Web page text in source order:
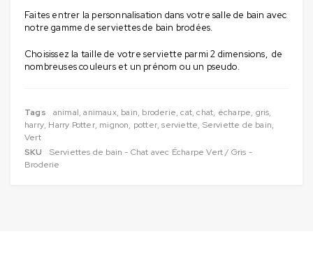
Faites entrer la personnalisation dans votre salle de bain avec
notre gamme de serviettes de bain brodées.
Choisissez la taille de votre serviette parmi 2 dimensions, de
nombreuses couleurs et un prénom ou un pseudo.
Tags animal,animaux, bain, broderie,cat,chat, écharpe, gris,
harry, Harry Potter, mignon, potter,serviette, Serviette de bain,
Vert
SKU
Serviettes de bain - Chat avec Écharpe Vert / Gris -
Broderie